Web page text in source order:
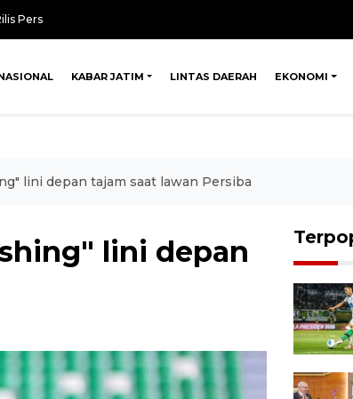
Pers
KABAR JATIM LINTAS DAERAH EKONOMI
lini depan tajam saat lawan Persiba
lini depan